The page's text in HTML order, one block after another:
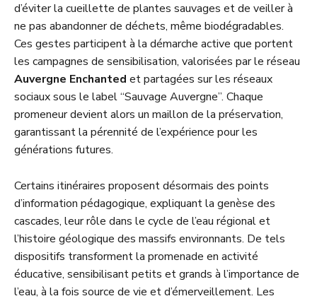
d’éviter la cueillette de plantes sauvages et de veiller à
ne pas abandonner de déchets, même biodégradables.
Ces gestes participent à la démarche active que portent
les campagnes de sensibilisation, valorisées par le réseau
Auvergne Enchanted et partagées sur les réseaux
sociaux sous le label “Sauvage Auvergne”. Chaque
promeneur devient alors un maillon de la préservation,
garantissant la pérennité de l’expérience pour les
générations futures.
Certains itinéraires proposent désormais des points
d’information pédagogique, expliquant la genèse des
cascades, leur rôle dans le cycle de l’eau régional et
l’histoire géologique des massifs environnants. De tels
dispositifs transforment la promenade en activité
éducative, sensibilisant petits et grands à l’importance de
l’eau, à la fois source de vie et d’émerveillement. Les